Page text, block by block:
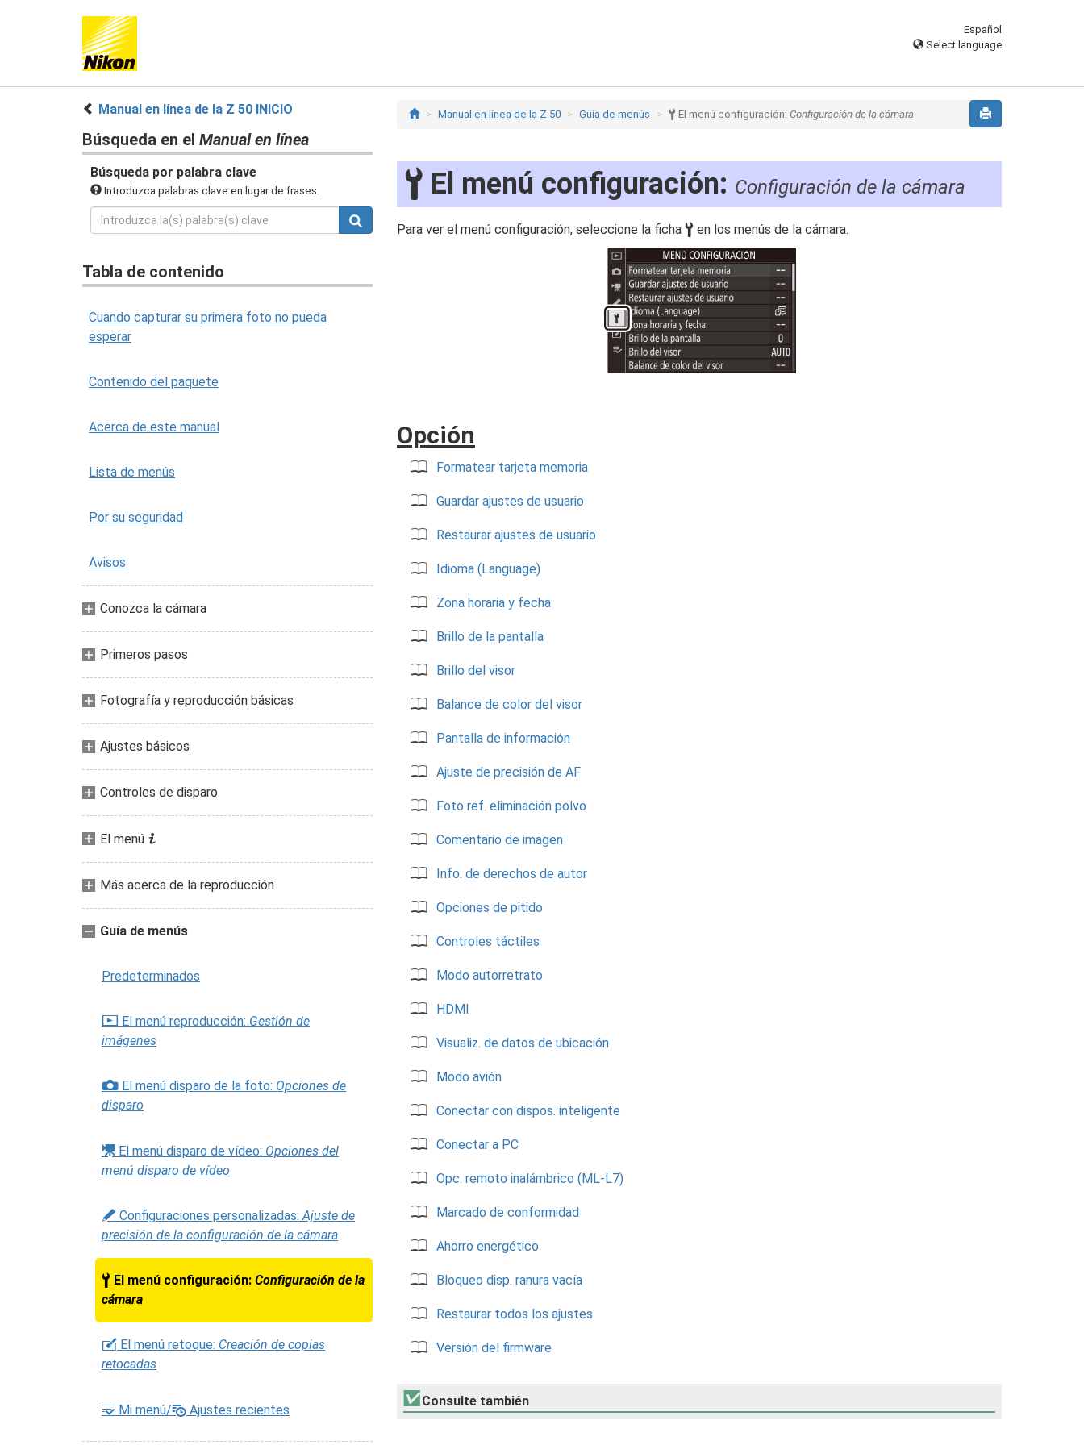
Español
Select language
Manual en línea de la Z 50 INICIO
Búsqueda en el Manual en línea
Búsqueda por palabra clave
Introduzca palabras clave en lugar de frases.
Tabla de contenido
Cuando capturar su primera foto no pueda
esperar
Contenido del paquete
Acerca de este manual
Lista de menús
Por su seguridad
Avisos
Conozca la cámara
Primeros pasos
Fotografía y reproducción básicas
Ajustes básicos
Controles de disparo
El menú i
Más acerca de la reproducción
Guía de menús
Predeterminados
D El menú reproducción: Gestión de
imágenes
C El menú disparo de la foto: Opciones de
disparo
1 El menú disparo de vídeo: Opciones del
menú disparo de vídeo
A Configuraciones personalizadas:Ajuste de
precisión de la configuración de la cámara
B El menú configuración: Configuración de la
cámara
N El menú retoque: Creación de copias
retocadas
O Mi menú/m Ajustes recientes
Manual en línea de la Z 50 Guía de menús B El menú configuración: Configuración de la cámara
B El menú configuración: Configuración de la cámara
Para ver el menú configuración, seleccione la ficha B en los menús de la cámara.
Opción
Formatear tarjeta memoria
Guardar ajustes de usuario
Restaurar ajustes de usuario
Idioma (Language)
Zona horaria y fecha
Brillo de la pantalla
Brillo del visor
Balance de color del visor
Pantalla de información
Ajuste de precisión de AF
Foto ref. eliminación polvo
Comentario de imagen
Info. de derechos de autor
Opciones de pitido
Controles táctiles
Modo autorretrato
HDMI
Visualiz. de datos de ubicación
Modo avión
Conectar con dispos. inteligente
Conectar a PC
Opc. remoto inalámbrico (ML-L7)
Marcado de conformidad
Ahorro energético
Bloqueo disp. ranura vacía
Restaurar todos los ajustes
Versión del firmware
Consulte también